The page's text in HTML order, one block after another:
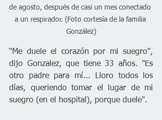
de agosto, después de casi un mes conectado
a un respirador. (Foto cortesía de la familia
González)
“Me duele el corazón por mi suegro",
dijo Gonzalez, que tiene 33 años. "Es
otro padre para mí... Lloro todos los
días, queriendo tomar el lugar de mi
suegro (en el hospital), porque duele".